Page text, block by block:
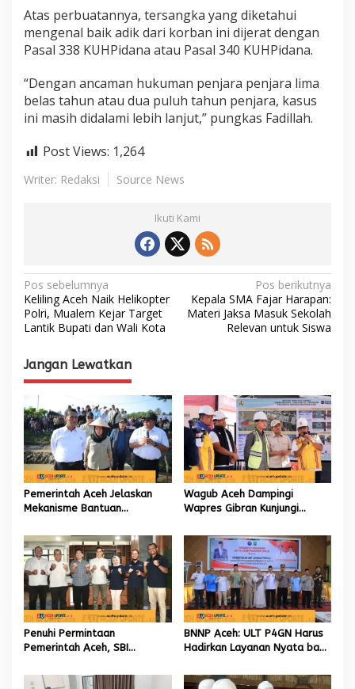
j
a
r
a
Atas perbuatannya, tersangka yang diketahui
mengenal baik adik dari korban ini dijerat dengan
Pasal 338 KUHPidana atau Pasal 340 KUHPidana.
“Dengan ancaman hukuman penjara penjara lima
belas tahun atau dua puluh tahun penjara, kasus
ini masih didalami lebih lanjut,” pungkas Fadillah.
Post Views: 1,264
Writer: Redaksi Source News
Ikuti Kami
N
a
v
i
g
s
i
p
o
s
Pos sebelumnya
Keliling Aceh Naik Helikopter
Polri, Mualem Kejar Target
Lantik Bupati dan Wali Kota
Pos berikutnya
Kepala SMA Fajar Harapan:
Materi Jaksa Masuk Sekolah
Relevan untuk Siswa
Jangan Lewatkan
Pemerintah Aceh Jelaskan
Mekanisme Bantuan
Pemulihan Sawah dan Kebun
Wagub Aceh Dampingi
Wapres Gibran Kunjungi
Hidrometeorologi
Penuhi Permintaan
Pemerintah Aceh, SBI
Kebutuhan Semen di Aceh
BNNP Aceh: ULT P4GN Harus
Hadirkan Layanan Nyata bagi